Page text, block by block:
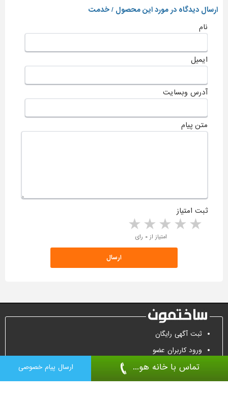
تماس با خانه هو... ارسال پیام خصوصی
ارسال دیدگاه در مورد این محصول / خدمت
نام
ایمیل
آدرس وبسایت
متن پیام
ثبت امتیاز
4 stars 3 stars 2 stars 1 star امتیاز از ۰ رای
ثبت آگهی رایگان
ورود کاربران عضو
تماس جهت تبلیغات